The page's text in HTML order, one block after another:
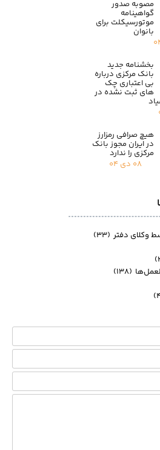
مصوبه صدور
گواهینامه
موتورسیکلت برای
بانوان
بخشنامه جدید
بانک مرکزی درباره
بی اعتباری چک
های ثبت نشده در
هیچ صرافی رمزارز
در ایران مجوز بانک
مرکزی را ندارد
۰۸ دی ۰۴
وکلای دفتر (۳۳)
(۱۳۸)